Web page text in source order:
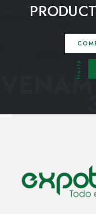
Hasta